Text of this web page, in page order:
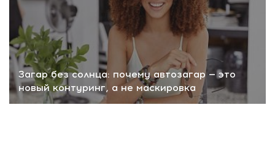
Загар без солнца: почему автозагар — это
новый контуринг, а не маскировка